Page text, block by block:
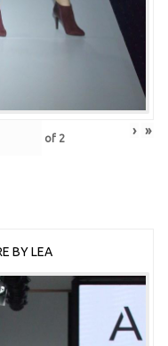
of 2 › »
BY LEA